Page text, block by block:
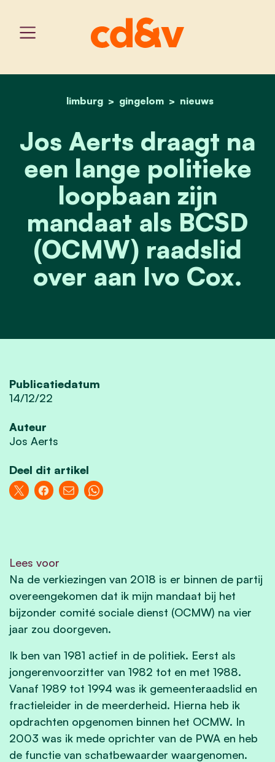
home
limburg gingelom nieuws
jos aerts draagt na een
Jos Aerts draagt na
een lange politieke
loopbaan zijn
mandaat als BCSD
(OCMW) raadslid
over aan Ivo Cox.
Publicatiedatum
14/12/22
Auteur
Jos Aerts
Deel dit artikel
Lees voor
Na de verkiezingen van 2018 is er binnen de partij
overeengekomen dat ik mijn mandaat bij het
bijzonder comité sociale dienst (OCMW) na vier
jaar zou doorgeven.
Ik ben van 1981 actief in de politiek. Eerst als
jongerenvoorzitter van 1982 tot en met 1988.
Vanaf 1989 tot 1994 was ik gemeenteraadslid en
fractieleider in de meerderheid. Hierna heb ik
opdrachten opgenomen binnen het OCMW. In
2003 was ik mede oprichter van de PWA en heb
de functie van schatbewaarder waargenomen.